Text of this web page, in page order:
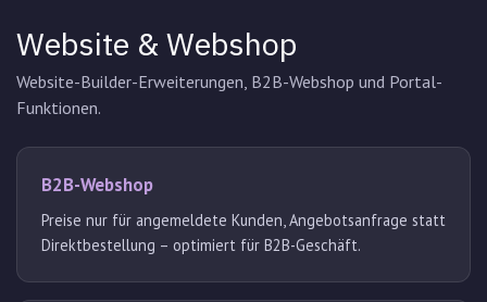
Website & Webshop
Website-Builder-Erweiterungen, B2B-Webshop und Portal-
Funktionen.
B2B-Webshop
Preise nur für angemeldete Kunden, Angebotsanfrage statt
Direktbestellung – optimiert für B2B-Geschäft.